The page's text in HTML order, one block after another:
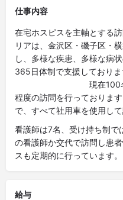
仕事内容
在宅ホスピスを主軸とする
リアは、金沢区・磯子区・
し、多様な疾患、多様な病
365日体制で支
現在100名程度の
程度の訪問を行っておりま
で、すべて社用車を使用して
看護師は7名、受け持ち制で
の看護師か交代で訪問し患
スも定期的に行っています。
給与